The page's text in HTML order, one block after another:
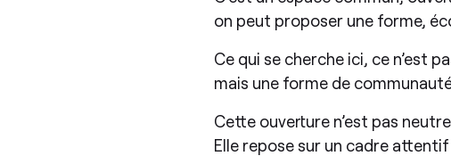
on peut proposer une forme,
​Ce qui se cherche ici, ce n’est
mais une forme de
​Cette ouverture n’est pas
Elle repose sur un cadre attentif